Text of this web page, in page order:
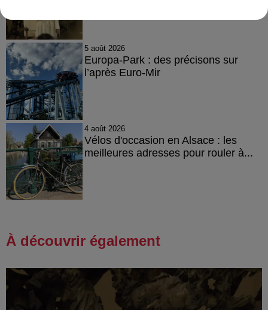
5 août 2026
Europa-Park : des précisons sur
l’après Euro-Mir
4 août 2026
Vélos d'occasion en Alsace : les
meilleures adresses pour rouler à...
À découvrir également